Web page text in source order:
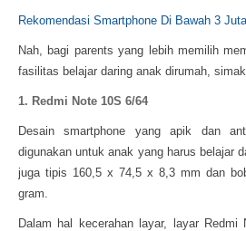
Rekomendasi Smartphone Di Bawah 3
Nah, bagi parents yang lebih memilih
fasilitas belajar daring anak dirumah,
1. Redmi Note 10S 6/64
Desain smartphone yang apik dan
digunakan untuk anak yang harus belajar
juga tipis 160,5 x 74,5 x 8,3 mm dan
gram.
Dalam hal kecerahan layar, layar